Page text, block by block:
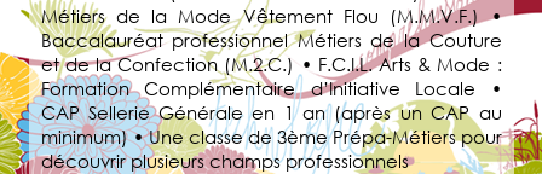
Métiers de la Mode Vêtement Flou (M.M.V.F.) •
Baccalauréat professionnel Métiers de la Couture
et de la Confection (M.2.C.) • F.C.I.L. Arts & Mode :
Formation Complémentaire d’Initiative Locale •
CAP Sellerie Générale en 1 an (après un CAP au
minimum) • Une classe de 3ème Prépa-Métiers pour
découvrir plusieurs champs professionnels